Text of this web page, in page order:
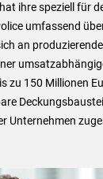
ihre speziell für
umfassend
an
zu 150 Millionen
Unternehmen